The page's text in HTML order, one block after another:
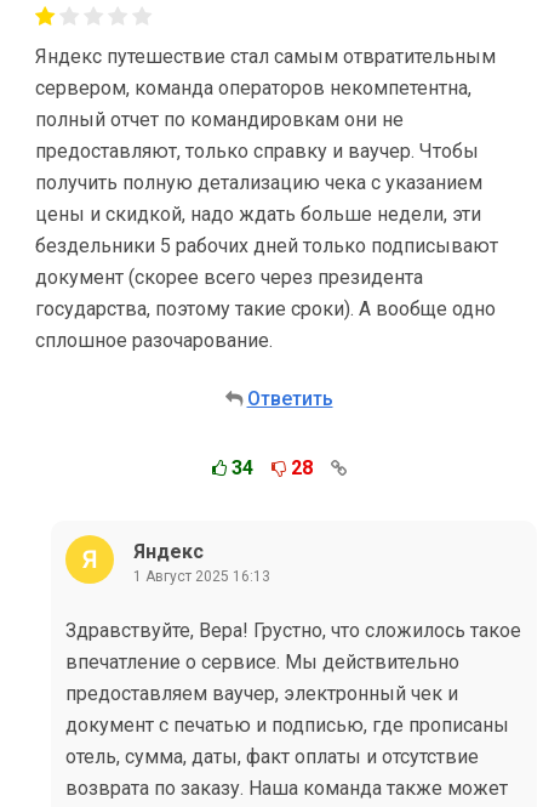
Яндекс путешествие стал самым отвратительным
сервером, команда операторов некомпетентна,
полный отчет по командировкам они не
предоставляют, только справку и ваучер. Чтобы
получить полную детализацию чека с указанием
цены и скидкой, надо ждать больше недели, эти
бездельники 5 рабочих дней только подписывают
документ (скорее всего через президента
государства, поэтому такие сроки). А вообще одно
сплошное разочарование.
Ответить
34 28
Яндекс
1 Август 2025 16:13
Здравствуйте, Вера! Грустно, что сложилось такое
впечатление о сервисе. Мы действительно
предоставляем ваучер, электронный чек и
документ с печатью и подписью, где прописаны
отель, сумма, даты, факт оплаты и отсутствие
возврата по заказу. Наша команда также может